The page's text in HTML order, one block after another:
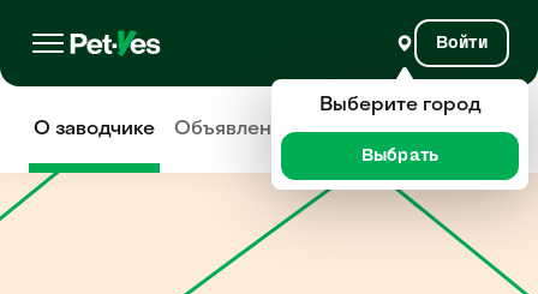
Войти
О заводчике Объявления Отзывы
Выберите город
Выбрать